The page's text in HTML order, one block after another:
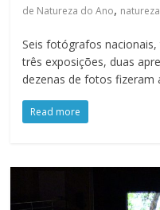
de Natureza do Ano, natureza
Seis fotógrafos
três exposições, duas
dezenas de fotos fizeram
Read more